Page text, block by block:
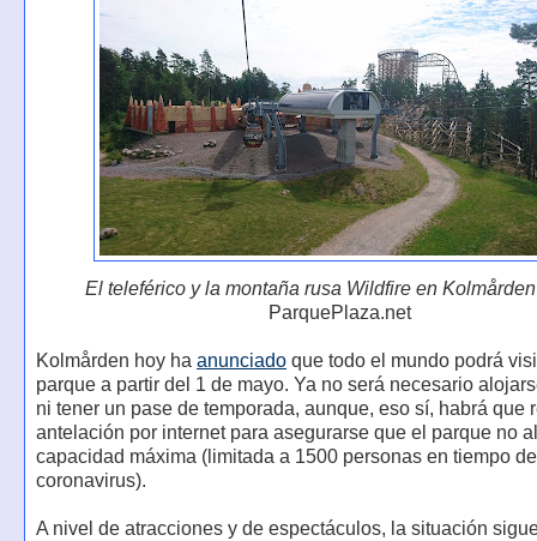
El teleférico y la montaña rusa Wildfire en Kolmården
ParquePlaza.net
Kolmården hoy ha anunciadoque todo el mundo podrá
parque a partir del 1 de mayo. Ya no será necesario
ni tener un pase de temporada, aunque, eso sí, habrá que
antelación por internet para asegurarse que el parque no
capacidad máxima (limitada a 1500 personas en tiempo de
coronavirus).
A nivel de atracciones y de espectáculos, la situación